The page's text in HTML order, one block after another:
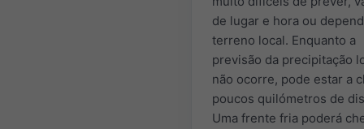
de lugar e hora ou
terreno local. Enquanto a
previsão da precipitação
não ocorre, pode estar a
poucos quilómetros de
Uma frente fria poderá